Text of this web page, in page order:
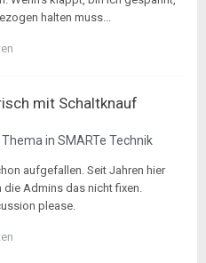
halten muss...
mit Schaltknauf
Thema in SMARTe Technik
aufgefallen. Seit Jahren hier
die Admins das nicht fixen.
please.